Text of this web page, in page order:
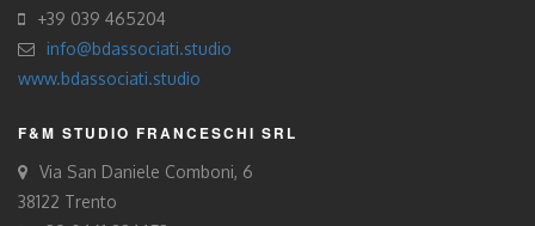
+39 039 465204
info@bdassociati.studio
www.bdassociati.studio
F&M STUDIO FRANCESCHI SRL
Via San Daniele Comboni, 6
38122 Trento